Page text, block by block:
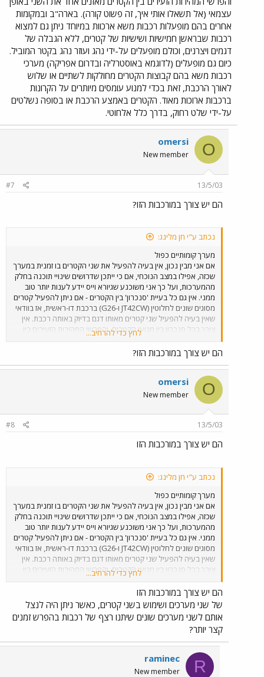
עצמאי (אל תשאלו אותי איך, זה פשוט קורה). בארה"ב ובמקומות
אחרים בהם מופעלות רכבות משא ארכוות במיוחד ניתן גם למצוא
רכבות שבראשן חמישיות ושישיות של קטרים, ללא הגבלה של
דגמים ויצרנים, וכולם מופעלים על-ידי נהג ועוזר נהג בקטר המוביל.
כיום גם מופעלים (לדוגמא באוסטרליה ובדרום אפריקה) מערכי
רכבות משא בהם קבוצות הקטרים מחולקות לשתיים או שלוש
לאורך הרכבת, זאת בכדי למנוע עומסים מיותרים על הקרונות
ברכבות ארוכות מאוד. הקטרים באמצע הרכבת או בסופה נשלטים
על-ידי שלט רחוק, בדרך כלל אלחוטי.
O
omersi
New member
13/5/03
#7
הם יש צורך במורכבות הזו?
נכתב ע"י חן מלינג:
מערך קומותיים כפול
אם אני מבין נכון, אין בעיה להפעיל את שני הקטרים בו זמנית במערך
שכזה, אפילו במצב הנוכחי, אם כי ייתכן שדרושים שינויי תוכנה בחלק
מהמערכות, ועל כך אני משוכנע שגיורא וייס יידע לענות יותר טוב
ממני. אין גם כל בעיית 'סנכרון' בין הקטרים - אם ניתן להפעיל קטרים
מסוגים שונים לחלוטין (JT42CW ו-G26) ברכבת דו-ראשית, אז בוודאי
שאין בעיה להפעיל שני קטרים מאותו דגם בדיוק באותה רכבת. אין
צורך בכל סנכרון בין מנועי הקטרים, והפרשי המהירות הזעירים בין
הקטרים מאזנים אחד את השני באופן עצמאי (אל תשאלו אותי איך, זה
פשוט קורה). בארה"ב ובמקומות אחרים בהם מופעלות רכבות משא
ארכוות במיוחד ניתן גם למצוא רכבות שבראשן חמישיות ושישיות של
קטרים, ללא הגבלה של דגמים ויצרנים, וכולם מופעלים על-ידי נהג
ועוזר נהג בקטר המוביל. כיום גם מופעלים (לדוגמא באוסטרליה
ובדרום אפריקה) מערכי רכבות משא בהם קבוצות הקטרים מחולקות
לשתיים או שלוש לאורך הרכבת, זאת בכדי למנוע עומסים מיותרים
על הקרונות ברכבות ארוכות מאוד. הקטרים באמצע הרכבת או
בסופה נשלטים על-ידי שלט רחוק, בדרך כלל אלחוטי.
לחץ כדי להרחיב...
הם יש צורך במורכבות הזו?
O
omersi
New member
13/5/03
#8
הם יש צורך במורכבות הזו
נכתב ע"י חן מלינג:
מערך קומותיים כפול
אם אני מבין נכון, אין בעיה להפעיל את שני הקטרים בו זמנית במערך
שכזה, אפילו במצב הנוכחי, אם כי ייתכן שדרושים שינויי תוכנה בחלק
מהמערכות, ועל כך אני משוכנע שגיורא וייס יידע לענות יותר טוב
ממני. אין גם כל בעיית 'סנכרון' בין הקטרים - אם ניתן להפעיל קטרים
מסוגים שונים לחלוטין (JT42CW ו-G26) ברכבת דו-ראשית, אז בוודאי
שאין בעיה להפעיל שני קטרים מאותו דגם בדיוק באותה רכבת. אין
צורך בכל סנכרון בין מנועי הקטרים, והפרשי המהירות הזעירים בין
הקטרים מאזנים אחד את השני באופן עצמאי (אל תשאלו אותי איך, זה
פשוט קורה). בארה"ב ובמקומות אחרים בהם מופעלות רכבות משא
ארכוות במיוחד ניתן גם למצוא רכבות שבראשן חמישיות ושישיות של
קטרים, ללא הגבלה של דגמים ויצרנים, וכולם מופעלים על-ידי נהג
ועוזר נהג בקטר המוביל. כיום גם מופעלים (לדוגמא באוסטרליה
ובדרום אפריקה) מערכי רכבות משא בהם קבוצות הקטרים מחולקות
לשתיים או שלוש לאורך הרכבת, זאת בכדי למנוע עומסים מיותרים
על הקרונות ברכבות ארוכות מאוד. הקטרים באמצע הרכבת או
בסופה נשלטים על-ידי שלט רחוק, בדרך כלל אלחוטי.
לחץ כדי להרחיב...
הם יש צורך במורכבות הזו
של שני מערכים ושימוש בשני קטרים, כאשר ניתן היה לנצל
אותם לשני מערכים שונים שיתנו רצף של רכבות בהפרש זמנים
קצר יותר?
R
raminec
New member